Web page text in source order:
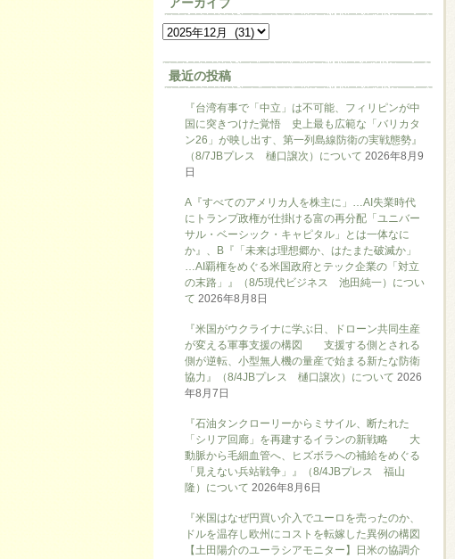
最近の投稿
『台湾有事で「中立」は不可能、フィリピンが中
国に突きつけた覚悟 史上最も広範な「バリカタ
ン26」が映し出す、第一列島線防衛の実戦態勢』
（8/7JBプレス 樋口譲次）について 2026年8月9
日
A『すべてのアメリカ人を株主に」…AI失業時代
にトランプ政権が仕掛ける富の再分配「ユニバー
サル・ベーシック・キャピタル」とは一体なに
か』、B『「未来は理想郷か、はたまた破滅か」
…AI覇権をめぐる米国政府とテック企業の「対立
の末路」』（8/5現代ビジネス 池田純一）につい
て 2026年8月8日
『米国がウクライナに学ぶ日、ドローン共同生産
が変える軍事支援の構図 支援する側とされる
側が逆転、小型無人機の量産で始まる新たな防衛
協力』（8/4JBプレス 樋口譲次）について 2026
年8月7日
『石油タンクローリーからミサイル、断たれた
「シリア回廊」を再建するイランの新戦略 大
動脈から毛細血管へ、ヒズボラへの補給をめぐる
「見えない兵站戦争」』（8/4JBプレス 福山
隆）について 2026年8月6日
『米国はなぜ円買い介入でユーロを売ったのか、
ドルを温存し欧州にコストを転嫁した異例の構図
【土田陽介のユーラシアモニター】日米の協調介